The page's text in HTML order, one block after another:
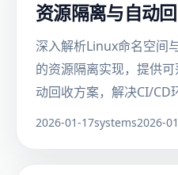
资源隔离与自动
深入解析Linux命名空间
的资源隔离实现，提供
动回收方案，解决CI/CD
2026-01-17systems2026-01